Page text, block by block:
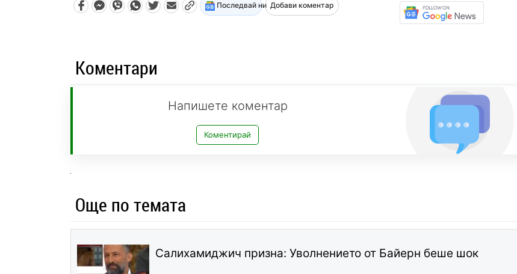
Последвай ни Добави коментар
Коментари
Напишете коментар
Коментирай
Още по темата
Салихамиджич призна: Уволнението от Байерн беше шок